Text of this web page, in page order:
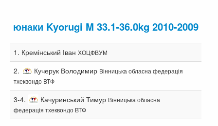
юнаки Kyorugi M 33.1-36.0kg 2010-2009
1. Кремінський Іван ХОЦФВУМ
2. Кучерук Володимир Вінницька обласна федерація
тхеквондо ВТФ
3-4. Качуринський Тимур Вінницька обласна
федерація тхеквондо ВТФ